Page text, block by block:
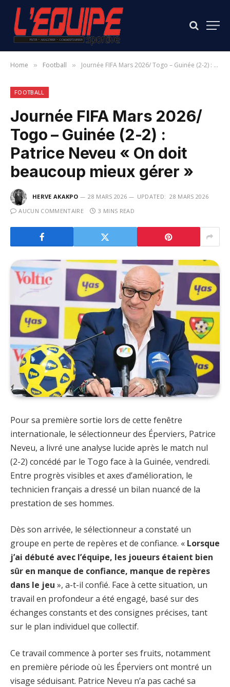
Home » Football » Journée FIFA Mars 2026/ Togo – Guinée (2-2) : Patrice Neveu « On doit beaucoup mieux gérer »
FOOTBALL
Journée FIFA Mars 2026/
Togo – Guinée (2-2) :
Patrice Neveu « On doit
beaucoup mieux gérer »
HERVE AKAKPO 28 MARS 2026 UPDATED: 28 MARS 2026
AUCUN COMMENTAIRE
3 MINS READ
Pour sa première sortie lors de cette fenêtre
internationale, le sélectionneur des Éperviers, Patrice
Neveu, a livré une analyse lucide après le match nul
(2-2) concédé par le Togo face à la Guinée, vendredi.
Entre progrès visibles et axes d’amélioration, le
technicien français a dressé un bilan nuancé de la
prestation de ses hommes.
Dès son arrivée, le sélectionneur a constaté un
groupe en perte de repères et de confiance. « Lorsque
j’ai débuté avec l’équipe, les joueurs étaient bien
sûr en manque de confiance, manque de repères
dans le jeu », a-t-il confié. Face à cette situation, un
travail en profondeur a été engagé, basé sur des
échanges constants et des consignes précises, tant
sur le plan individuel que collectif.
Ce travail commence à porter ses fruits, notamment
en première période où les Éperviers ont montré un
visage séduisant. Patrice Neveu n’a pas caché sa